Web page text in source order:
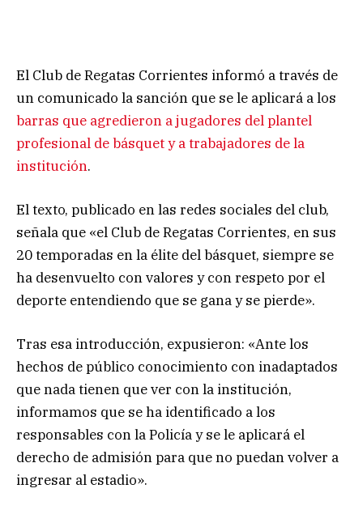
El Club de Regatas Corrientes informó a través de
un comunicado la sanción que se le aplicará a los
barras que agredieron a jugadores del plantel
profesional de básquet y a trabajadores de la
institución.
El texto, publicado en las redes sociales del club,
señala que «el Club de Regatas Corrientes, en sus
20 temporadas en la élite del básquet, siempre se
ha desenvuelto con valores y con respeto por el
deporte entendiendo que se gana y se pierde».
Tras esa introducción, expusieron: «Ante los
hechos de público conocimiento con inadaptados
que nada tienen que ver con la institución,
informamos que se ha identificado a los
responsables con la Policía y se le aplicará el
derecho de admisión para que no puedan volver a
ingresar al estadio».